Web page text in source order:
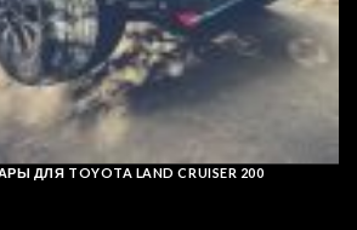
ДЛЯ TOYOTA LAND CRUISER 200